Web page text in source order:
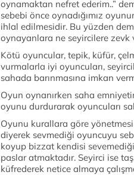
oynamaktan nefret ederim..”
sebebi önce oynadığımız
ihlal edilmesidir. Bu yüzden
oynayanlara ne seyircilere zevk
Kötü oyuncular, tepik, küfür,
vurmalarla iyi oyuncuları,
sahada barınmasına imkan
Oyun oynanırken saha
oyunu durdurarak oyuncuları
Oyunu kurallara göre yönetmesi
diyerek sevmediği oyuncuyu
koyup bizzat kendisi
paslar atmaktadır. Seyirci ise
küfrederek netice almaya